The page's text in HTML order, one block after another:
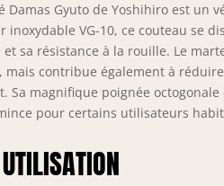
Damas Gyuto de Yoshihiro est
inoxydable VG-10, ce couteau se
sa résistance à la rouille. Le
contribue également à
Sa magnifique poignée
pour certains utilisateurs